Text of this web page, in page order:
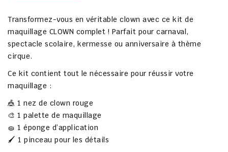
Transformez-vous en véritable clown avec ce kit de
maquillage CLOWN complet ! Parfait pour carnaval,
spectacle scolaire, kermesse ou anniversaire à thème
cirque.
Ce kit contient tout le nécessaire pour réussir votre
maquillage :
🎪 1 nez de clown rouge
🎨 1 palette de maquillage
🧽 1 éponge d’application
🖌 1 pinceau pour les détails